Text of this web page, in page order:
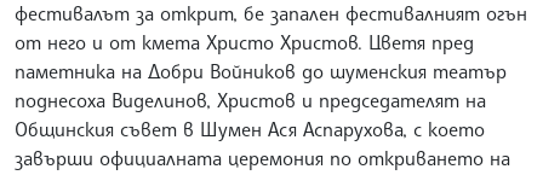
фестивалът за открит, бе запален фестивалният огън
от него и от кмета Христо Христов. Цветя пред
паметника на Добри Войников до шуменския театър
поднесоха Виделинов, Христов и председателят на
Общинския съвет в Шумен Ася Аспарухова, с което
завърши официалната церемония по откриването на